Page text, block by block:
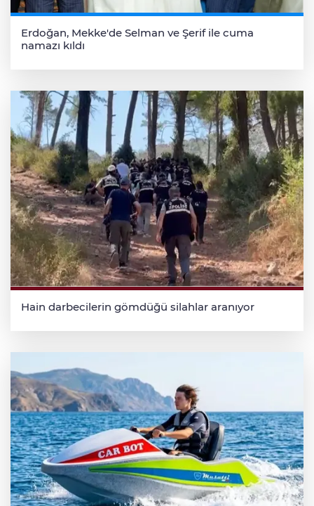
Erdoğan, Mekke'de Selman ve Şerif ile cuma
namazı kıldı
Hain darbecilerin gömdüğü silahlar aranıyor